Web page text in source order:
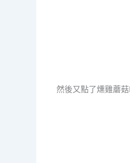
然後又點了燻雞蘑